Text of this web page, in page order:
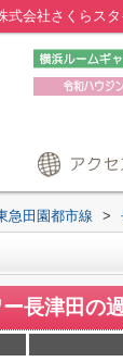
式会社さくらス
急田園都市線 >
長津田の